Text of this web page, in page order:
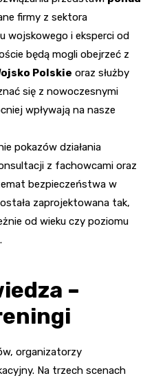
firmy z sektora
wojskowego i eksperci od
będą mogli obejrzeć z
Polskie oraz służby
się z nowoczesnymi
wpływają na nasze
pokazów działania
z fachowcami oraz
bezpieczeństwa w
zaprojektowana tak,
od wieku czy poziomu
–
organizatorzy
Na trzech scenach